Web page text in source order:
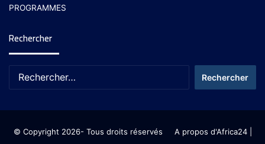
PROGRAMMES
Rechercher
© Copyright 2026- Tous droits réservés A propos d'Africa24|